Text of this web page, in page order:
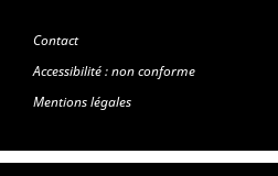
Contact
Accessibilité : non conforme
Mentions légales